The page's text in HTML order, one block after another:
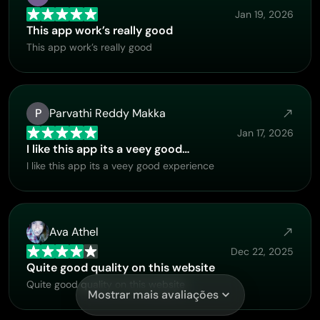
Jan 19, 2026
This app work’s really good
This app work’s really good
P Parvathi Reddy Makka
Jan 17, 2026
I like this app its a veey good…
I like this app its a veey good experience
Ava Athel
Dec 22, 2025
Quite good quality on this website
Quite good quality on this website
Mostrar mais avaliações